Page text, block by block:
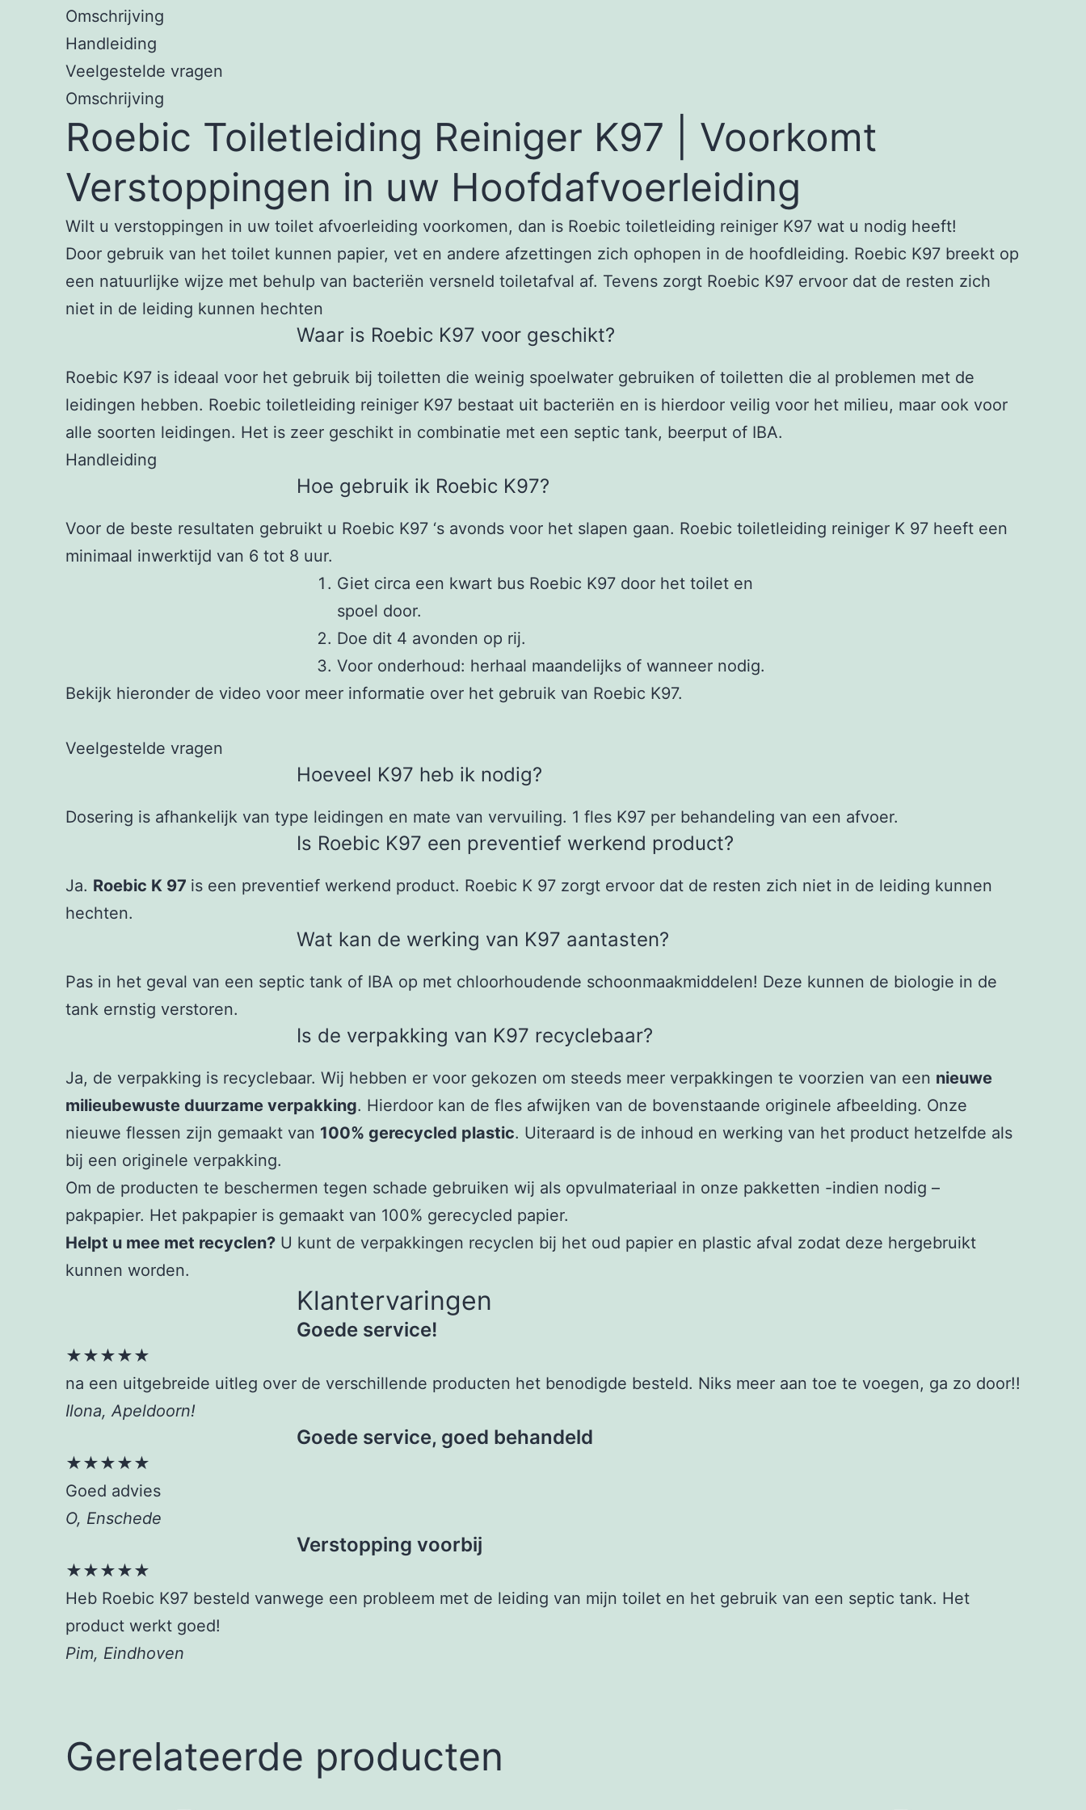
Omschrijving
Handleiding
Veelgestelde vragen
Omschrijving
Roebic Toiletleiding Reiniger K97 | Voorkomt
Verstoppingen in uw Hoofdafvoerleiding
Wilt u verstoppingen in uw toilet afvoerleiding voorkomen, dan is Roebic toiletleiding reiniger K97 wat u nodig heeft!
Door gebruik van het toilet kunnen papier, vet en andere afzettingen zich ophopen in de hoofdleiding. Roebic K97 breekt op
een natuurlijke wijze met behulp van bacteriën versneld toiletafval af. Tevens zorgt Roebic K97 ervoor dat de resten zich
niet in de leiding kunnen hechten
Waar is Roebic K97 voor geschikt?
Roebic K97 is ideaal voor het gebruik bij toiletten die weinig spoelwater gebruiken of toiletten die al problemen met de
leidingen hebben. Roebic toiletleiding reiniger K97 bestaat uit bacteriën en is hierdoor veilig voor het milieu, maar ook voor
alle soorten leidingen. Het is zeer geschikt in combinatie met een septic tank, beerput of IBA.
Handleiding
Hoe gebruik ik Roebic K97?
Voor de beste resultaten gebruikt u Roebic K97 ‘s avonds voor het slapen gaan. Roebic toiletleiding reiniger K 97 heeft een
minimaal inwerktijd van 6 tot 8 uur.
Giet circa een kwart bus Roebic K97 door het toilet en
spoel door.
Doe dit 4 avonden op rij.
Voor onderhoud: herhaal maandelijks of wanneer nodig.
Bekijk hieronder de video voor meer informatie over het gebruik van Roebic K97.
Veelgestelde vragen
Hoeveel K97 heb ik nodig?
Dosering is afhankelijk van type leidingen en mate van vervuiling. 1 fles K97 per behandeling van een afvoer.
Is Roebic K97 een preventief werkend product?
Ja. Roebic K 97 is een preventief werkend product. Roebic K 97 zorgt ervoor dat de resten zich niet in de leiding kunnen
hechten.
Wat kan de werking van K97 aantasten?
Pas in het geval van een septic tank of IBA op met chloorhoudende schoonmaakmiddelen! Deze kunnen de biologie in de
tank ernstig verstoren.
Is de verpakking van K97 recyclebaar?
Ja, de verpakking is recyclebaar. Wij hebben er voor gekozen om steeds meer verpakkingen te voorzien van een nieuwe
milieubewuste duurzame verpakking. Hierdoor kan de fles afwijken van de bovenstaande originele afbeelding. Onze
nieuwe flessen zijn gemaakt van 100% gerecycled plastic. Uiteraard is de inhoud en werking van het product hetzelfde als
bij een originele verpakking.
Om de producten te beschermen tegen schade gebruiken wij als opvulmateriaal in onze pakketten -indien nodig –
pakpapier. Het pakpapier is gemaakt van 100% gerecycled papier.
Helpt u mee met recyclen?U kunt de verpakkingen recyclen bij het oud papier en plastic afval zodat deze hergebruikt
kunnen worden.
Klantervaringen
Goede service!
★★★★★
na een uitgebreide uitleg over de verschillende producten het benodigde besteld. Niks meer aan toe te voegen, ga zo door!!
Ilona, Apeldoorn!
Goede service, goed behandeld
★★★★★
Goed advies
O, Enschede
Verstopping voorbij
★★★★★
Heb Roebic K97 besteld vanwege een probleem met de leiding van mijn toilet en het gebruik van een septic tank. Het
product werkt goed!
Pim, Eindhoven
Gerelateerde producten